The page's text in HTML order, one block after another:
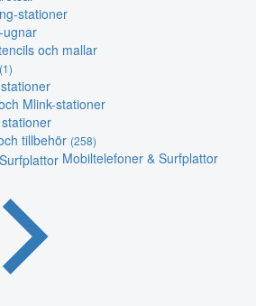
stationer
ugnar
och mallar
(1)
Mlink-stationer
tillbehör (258)
Mobiltelefoner & Surfplattor